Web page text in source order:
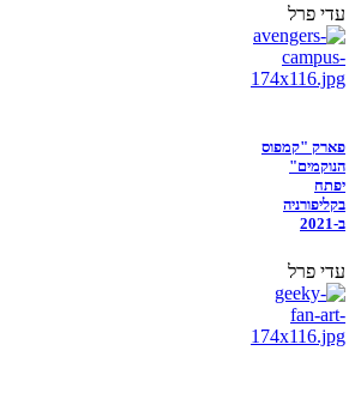
עדי פרל
פארק "קמפוס
הנוקמים"
יפתח
בקליפורניה
ב-2021
עדי פרל